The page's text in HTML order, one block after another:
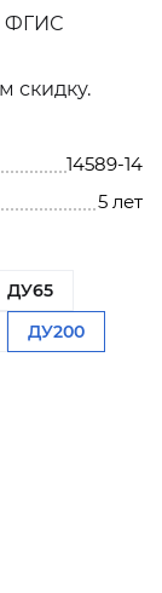
ФГИС
скидку.
14589-14
5 лет
ДУ65
ДУ200